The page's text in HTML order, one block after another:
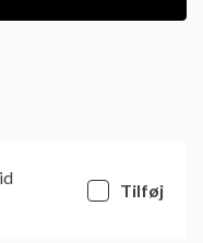
Tilføj